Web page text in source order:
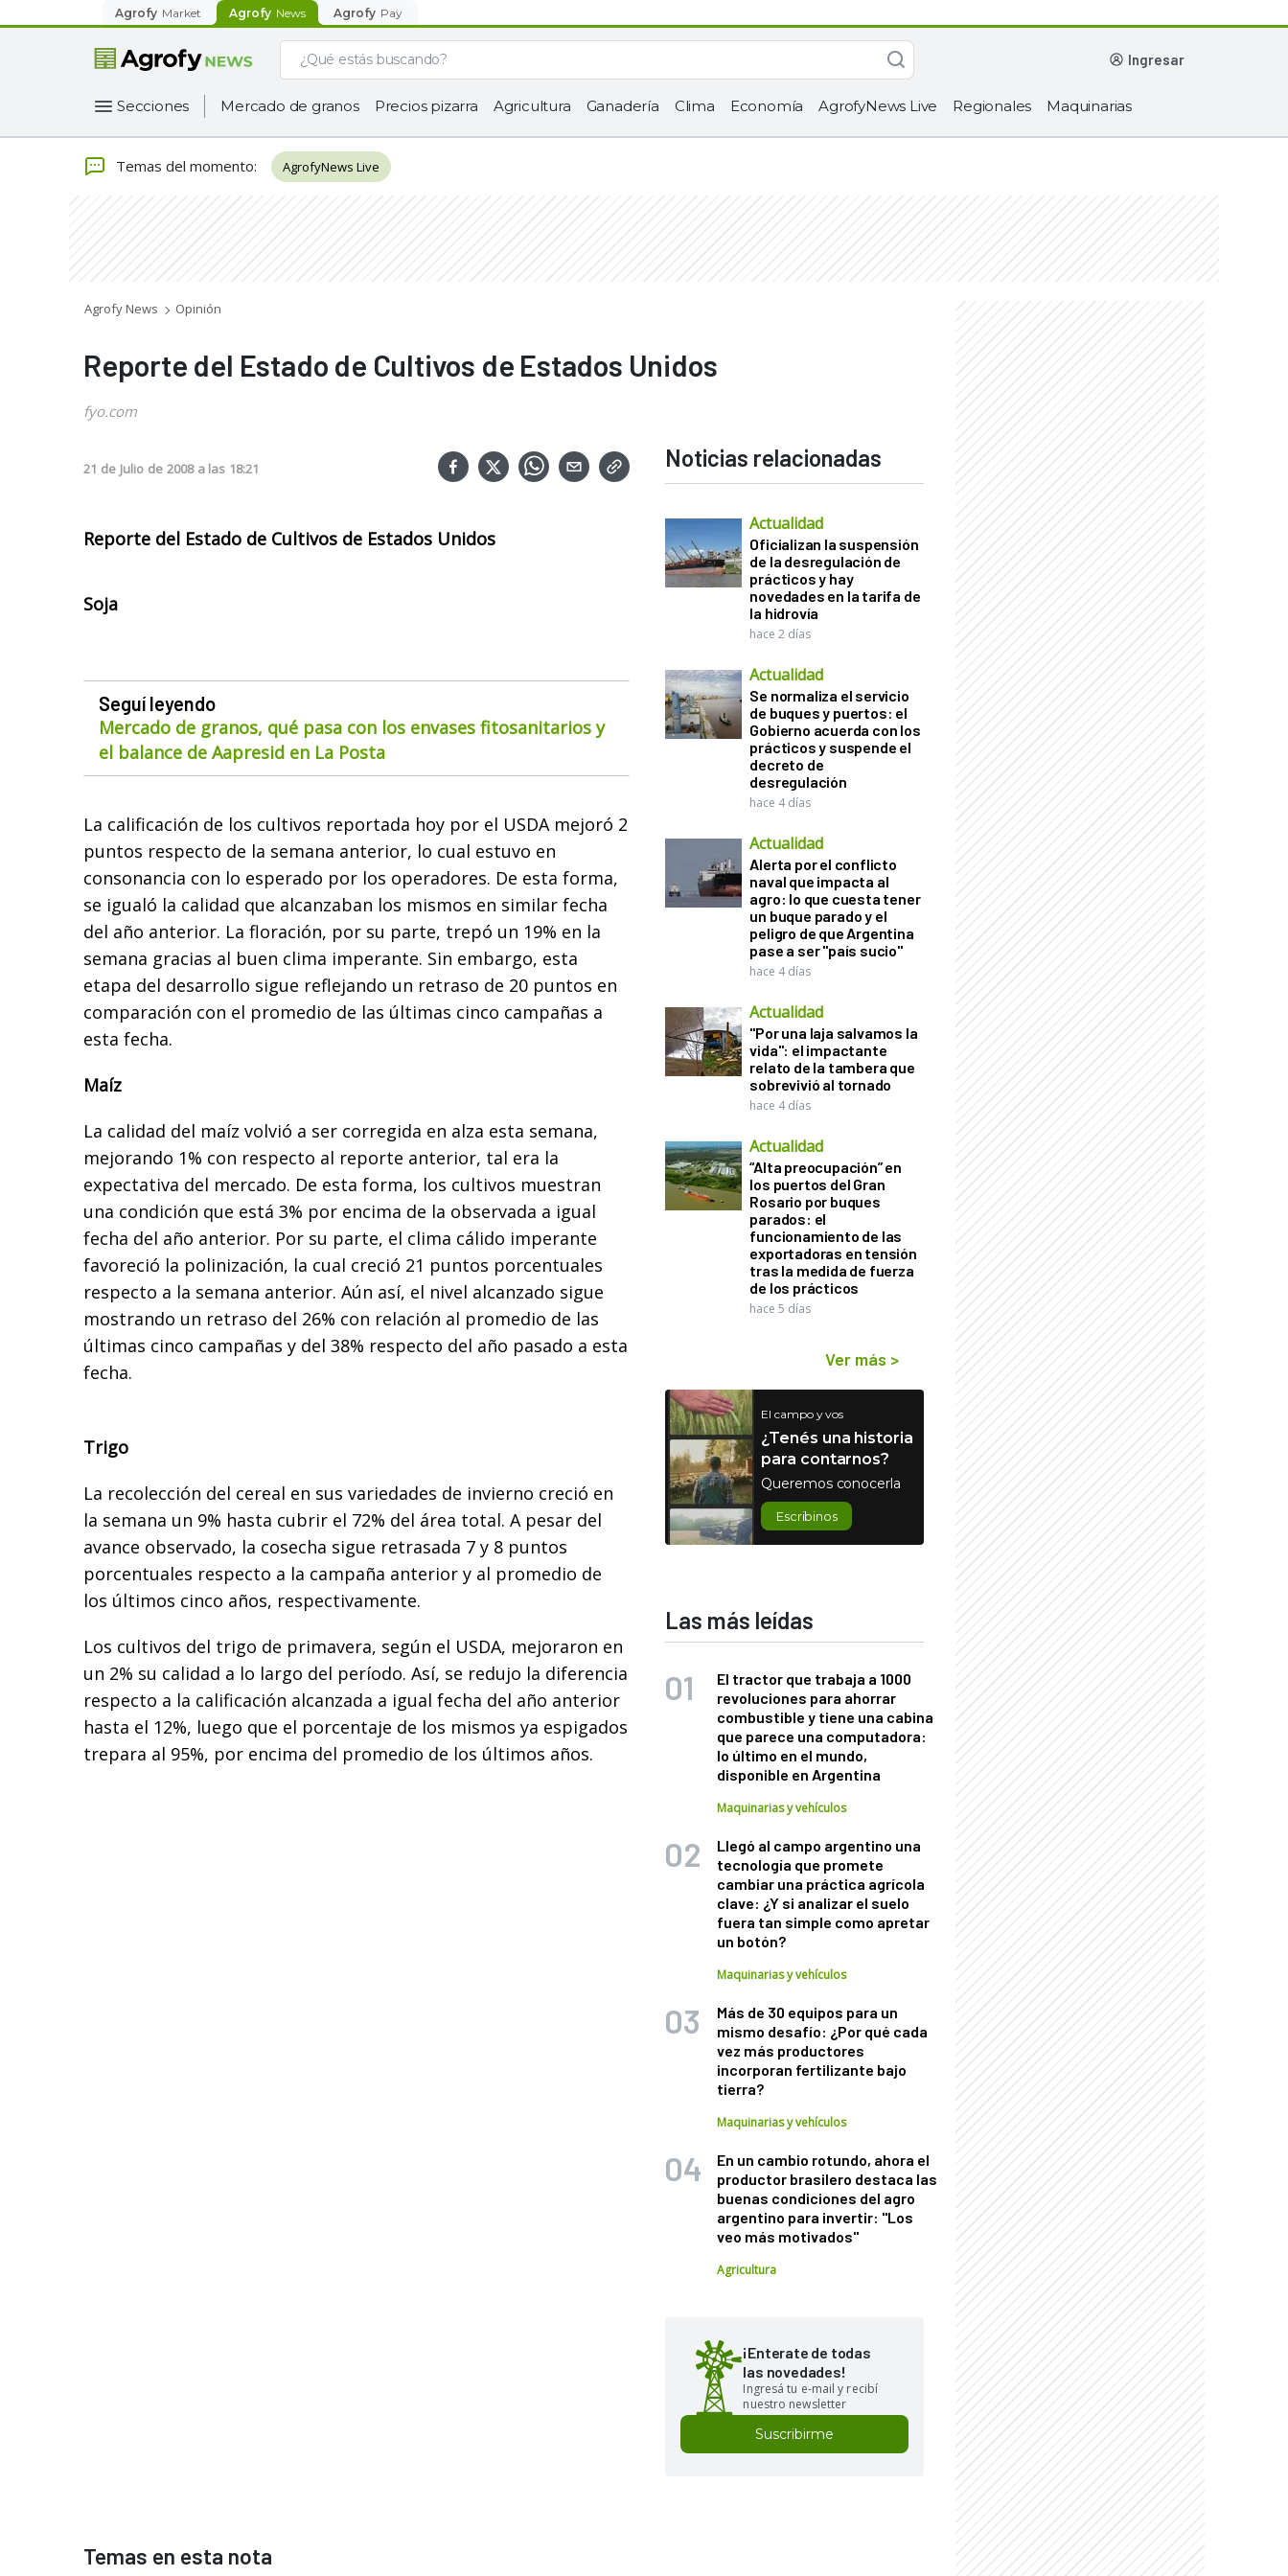
Agrofy Market Agrofy News Agrofy Pay
ingresar
Secciones Mercado de granos Precios pizarra Agricultura Ganadería Clima Economía AgrofyNews Live Regionales Maquinarias
Temas del momento: AgrofyNews Live
Agrofy News Opinión
Reporte del Estado de Cultivos de Estados Unidos
fyo.com
21 de Julio de 2008 a las 18:21
Reporte del Estado de Cultivos de Estados Unidos
Soja
Seguí leyendo
Mercado de granos, qué pasa con los envases fitosanitarios y
el balance de Aapresid en La Posta
La calificación de los cultivos reportada hoy por el USDA mejoró 2
puntos respecto de la semana anterior, lo cual estuvo en
consonancia con lo esperado por los operadores. De esta forma,
se igualó la calidad que alcanzaban los mismos en similar fecha
del año anterior. La floración, por su parte, trepó un 19% en la
semana gracias al buen clima imperante. Sin embargo, esta
etapa del desarrollo sigue reflejando un retraso de 20 puntos en
comparación con el promedio de las últimas cinco campañas a
esta fecha.
Maíz
La calidad del maíz volvió a ser corregida en alza esta semana,
mejorando 1% con respecto al reporte anterior, tal era la
expectativa del mercado. De esta forma, los cultivos muestran
una condición que está 3% por encima de la observada a igual
fecha del año anterior. Por su parte, el clima cálido imperante
favoreció la polinización, la cual creció 21 puntos porcentuales
respecto a la semana anterior. Aún así, el nivel alcanzado sigue
mostrando un retraso del 26% con relación al promedio de las
últimas cinco campañas y del 38% respecto del año pasado a esta
fecha.
Trigo
La recolección del cereal en sus variedades de invierno creció en
la semana un 9% hasta cubrir el 72% del área total. A pesar del
avance observado, la cosecha sigue retrasada 7 y 8 puntos
porcentuales respecto a la campaña anterior y al promedio de
los últimos cinco años, respectivamente.
Los cultivos del trigo de primavera, según el USDA, mejoraron en
un 2% su calidad a lo largo del período. Así, se redujo la diferencia
respecto a la calificación alcanzada a igual fecha del año anterior
hasta el 12%, luego que el porcentaje de los mismos ya espigados
trepara al 95%, por encima del promedio de los últimos años.
Noticias relacionadas
Actualidad
Oficializan la suspensión
de la desregulación de
prácticos y hay
novedades en la tarifa de
la hidrovía
hace 2 días
Actualidad
Se normaliza el servicio
de buques y puertos: el
Gobierno acuerda con los
prácticos y suspende el
decreto de
desregulación
hace 4 días
Actualidad
Alerta por el conflicto
naval que impacta al
agro: lo que cuesta tener
un buque parado y el
peligro de que Argentina
pase a ser "país sucio"
hace 4 días
Actualidad
"Por una laja salvamos la
vida": el impactante
relato de la tambera que
sobrevivió al tornado
hace 4 días
Actualidad
“Alta preocupación” en
los puertos del Gran
Rosario por buques
parados: el
funcionamiento de las
exportadoras en tensión
tras la medida de fuerza
de los prácticos
hace 5 días
Ver más >
El campo y vos
¿Tenés una historia
para contarnos?
Queremos conocerla
Escribinos
Las más leídas
El tractor que trabaja a 1000
revoluciones para ahorrar
combustible y tiene una cabina
que parece una computadora:
lo último en el mundo,
disponible en Argentina
Maquinarias y vehículos
Llegó al campo argentino una
tecnología que promete
cambiar una práctica agrícola
clave: ¿Y si analizar el suelo
fuera tan simple como apretar
un botón?
Maquinarias y vehículos
Más de 30 equipos para un
mismo desafío: ¿Por qué cada
vez más productores
incorporan fertilizante bajo
tierra?
Maquinarias y vehículos
En un cambio rotundo, ahora el
productor brasilero destaca las
buenas condiciones del agro
argentino para invertir: "Los
veo más motivados"
Agricultura
¡Enterate de todas
las novedades!
Ingresá tu e-mail y recibí
nuestro newsletter
Suscribirme
Temas en esta nota